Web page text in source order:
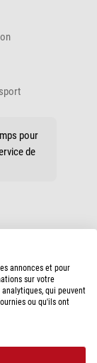
pour
de
570, Em 575LP
annonces et pour
sur votre
qui peuvent
ou qu'ils ont